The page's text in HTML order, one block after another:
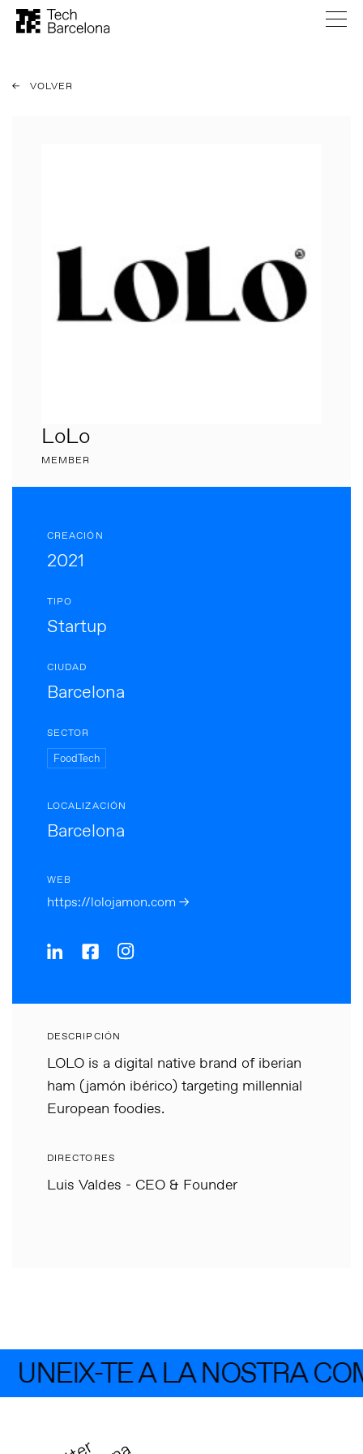
VOLVER
LoLo
MEMBER
CREACIÓN
2021
TIPO
Startup
CIUDAD
Barcelona
SECTOR
FoodTech
LOCALIZACIÓN
Barcelona
WEB
https://lolojamon.com →
DESCRIPCIÓN
LOLO is a digital native brand of iberian
ham (jamón ibérico) targeting millennial
European foodies.
DIRECTORES
Luis Valdes - CEO & Founder
UNEIX-TE A LA NOSTRA